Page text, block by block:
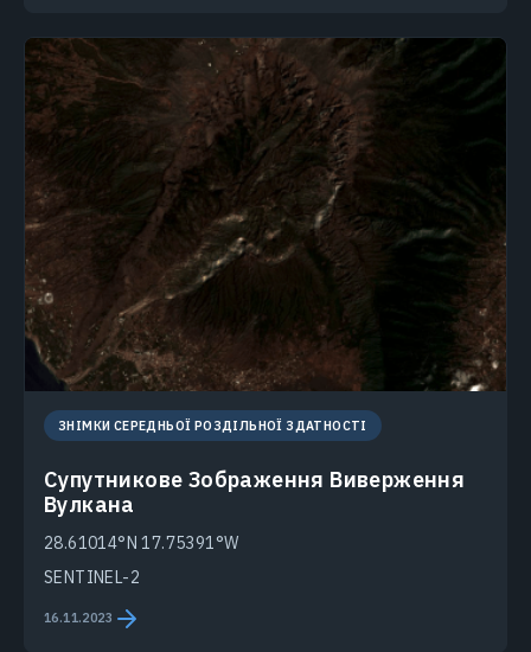
ЗНІМКИ СЕРЕДНЬОЇ РОЗДІЛЬНОЇ ЗДАТНОСТІ
Супутникове Зображення Виверження
Вулкана
28.61014°N 17.75391°W
SENTINEL-2
16.11.2023